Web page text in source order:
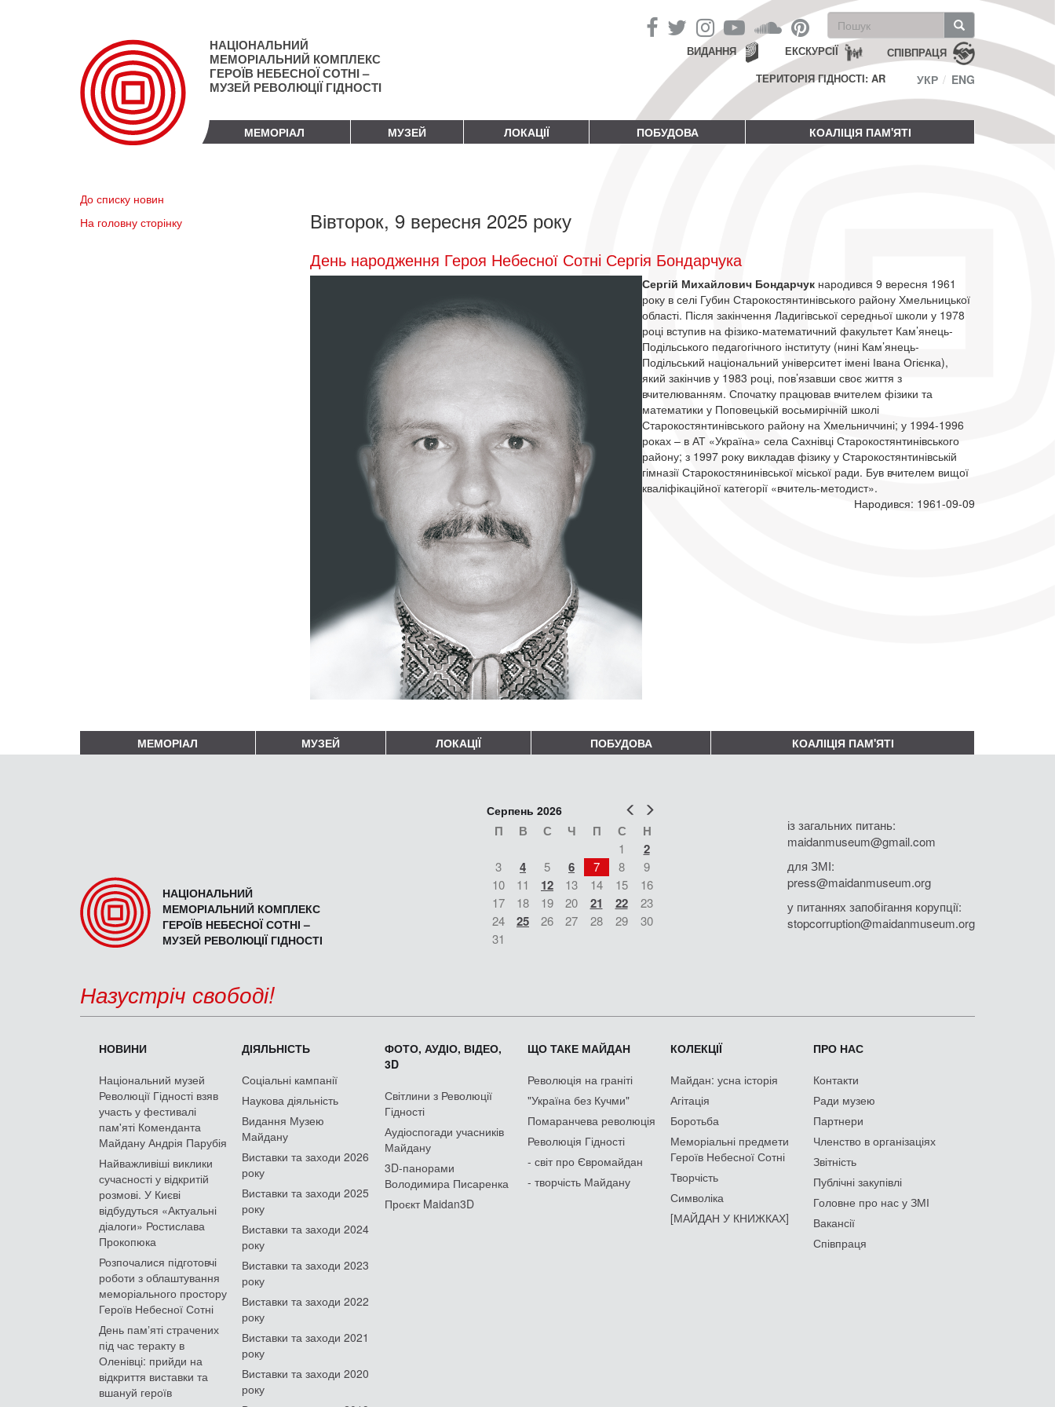
НАЦІОНАЛЬНИЙ
МЕМОРІАЛЬНИЙ КОМПЛЕКС
ГЕРОЇВ НЕБЕСНОЇ СОТНІ –
МУЗЕЙ РЕВОЛЮЦІЇ ГІДНОСТІ
Пошукова
форма
Пошук СПІВПРАЦЯ
ЕКСКУРСІЇ
ВИДАННЯ
ТЕРИТОРІЯ ГІДНОСТІ: AR
УКР ENG
МЕМОРІАЛ МУЗЕЙ ЛОКАЦІЇ ПОБУДОВА КОАЛІЦІЯ ПАМ'ЯТІ
До списку новин
На головну сторінку
Вівторок, 9 вересня 2025 року
День народження Героя Небесної Сотні Сергія Бондарчука
Сергій Михайлович Бондарчук народився 9 вересня 1961
року в селі Губин Старокостянтинівського району Хмельницької
області. Після закінчення Ладигівської середньої школи у 1978
році вступив на фізико-математичний факультет Кам’янець-
Подільського педагогічного інституту (нині Кам’янець-
Подільський національний університет імені Івана Огієнка),
який закінчив у 1983 році, пов’язавши своє життя з
вчителюванням. Спочатку працював вчителем фізики та
математики у Поповецькій восьмирічній школі
Старокостянтинівського району на Хмельниччині; у 1994-1996
роках – в АТ «Україна» села Сахнівці Старокостянтинівського
району; з 1997 року викладав фізику у Старокостянтинівській
гімназії Старокостянинівської міської ради. Був вчителем вищої
кваліфікаційної категорії «вчитель-методист».
Народився: 1961-09-09
МЕМОРІАЛ МУЗЕЙ ЛОКАЦІЇ ПОБУДОВА КОАЛІЦІЯ ПАМ'ЯТІ
НАЦІОНАЛЬНИЙ
МЕМОРІАЛЬНИЙ КОМПЛЕКС
ГЕРОЇВ НЕБЕСНОЇ СОТНІ –
МУЗЕЙ РЕВОЛЮЦІЇ ГІДНОСТІ
Попер
Серпень 2026
П В С Ч П С Н
1 2
3 4 5 6 7 8
9
10
11 12 13 14 15
16
17
18 19 20 21 22
23
24
25 26 27 28 29
30
31
із загальних питань:
maidanmuseum@gmail.com
для ЗМІ:
press@maidanmuseum.org
у питаннях запобігання корупції:
stopcorruption@maidanmuseum.org
Назустріч свободі!
НОВИНИ
Національний музей
Революції Гідності взяв
участь у фестивалі
пам'яті Коменданта
Майдану Андрія Парубія
Найважливіші виклики
сучасності у відкритій
розмові. У Києві
відбудуться «Актуальні
діалоги» Ростислава
Прокопюка
Розпочалися підготовчі
роботи з облаштування
меморіального простору
Героїв Небесної Сотні
День памʼяті страчених
під час теракту в
Оленівці: прийди на
відкриття виставки та
вшануй героїв
ДІЯЛЬНІСТЬ
Соціальні кампанії
Наукова діяльність
Видання Музею
Майдану
Виставки та заходи 2026
року
Виставки та заходи 2025
року
Виставки та заходи 2024
року
Виставки та заходи 2023
року
Виставки та заходи 2022
року
Виставки та заходи 2021
року
Виставки та заходи 2020
року
ФОТО, АУДІО, ВІДЕО,
3D
Світлини з Революції
Гідності
Аудіоспогади учасників
Майдану
3D-панорами
Володимира Писаренка
Проєкт Maidan3D
ЩО ТАКЕ МАЙДАН
Революція на граніті
"Україна без Кучми"
Помаранчева революція
Революція Гідності
- світ про Євромайдан
- творчість Майдану
КОЛЕКЦІЇ
Майдан: усна історія
Агітація
Боротьба
Меморіальні предмети
Героїв Небесної Сотні
Творчість
Символіка
[МАЙДАН У КНИЖКАХ]
ПРО НАС
Контакти
Ради музею
Партнери
Членство в організаціях
Звітність
Публічні закупівлі
Головне про нас у ЗМІ
Вакансії
Співпраця